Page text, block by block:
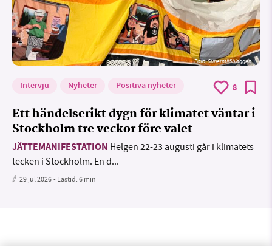
Foto: Supermijöbloggen
Intervju Nyheter Positiva nyheter 8
Ett händelserikt dygn för klimatet väntar i
Stockholm tre veckor före valet
JÄTTEMANIFESTATION Helgen 22-23 augusti går i klimatets
tecken i Stockholm. En d...
29 jul 2026• Lästid:6 min